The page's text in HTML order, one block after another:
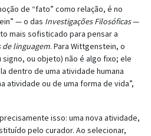
de “fato” como relação, é no
— o das Investigações Filosóficas—
mais sofisticado para pensar a
de linguagem. Para Wittgenstein, o
ou objeto) não é algo fixo; ele
dentro de uma atividade humana
atividade ou de uma forma de vida”,
isso: uma nova atividade,
pelo curador. Ao selecionar,